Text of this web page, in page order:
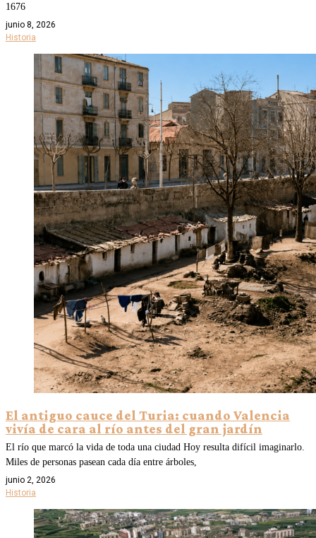
1676
junio 8, 2026
Historia
El antiguo cauce del Turia: cuando Valencia
vivía de cara al río antes del gran jardín
El río que marcó la vida de toda una ciudad Hoy resulta difícil imaginarlo.
Miles de personas pasean cada día entre árboles,
junio 2, 2026
Historia